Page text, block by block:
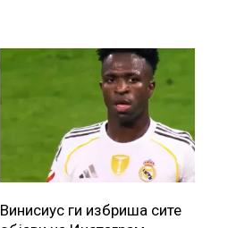
Винисиус ги избриша сите